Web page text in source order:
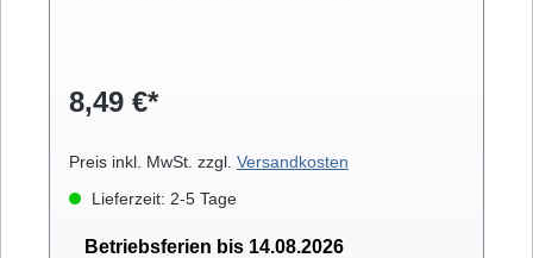
8,49 €*
Preis inkl. MwSt. zzgl. Versandkosten
Lieferzeit: 2-5 Tage
Betriebsferien bis 14.08.2026